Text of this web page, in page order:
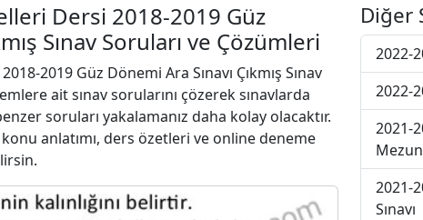
Dersi 2018-2019 Güz
Sınav Soruları ve Çözümleri
2018-2019 Güz Dönemi Ara Sınavı Çıkmış Sınav
ait sınav sorularını çözerek sınavlarda
soruları yakalamanız daha kolay olacaktır.
konu anlatımı, ders özetleri ve online deneme
Diğer
2022-
2022-
2021-
2021-
Sınavı